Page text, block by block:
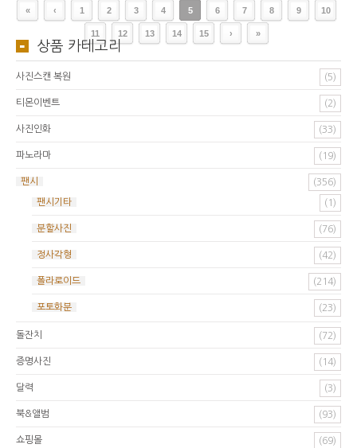
« ‹ 1 2 3 4 5 6 7 8 9 10
11 12 13 14 15 › »
상품 카테고리
사진스캔 복원 (5)
티몬이벤트 (2)
사진인화 (33)
파노라마 (19)
팬시 (356)
팬시기타 (1)
분할사진 (76)
정사각형 (42)
폴라로이드 (214)
포토화분 (23)
돌잔치 (72)
증명사진 (14)
달력 (3)
북&앨범 (93)
쇼핑몰 (69)